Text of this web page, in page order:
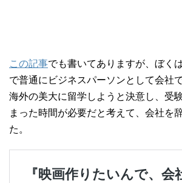
この記事でも書いてありますが、ぼく
で普通にビジネスパーソンとして会社
海外の美大に留学しようと決意し、受
まった時間が必要だと考えて、会社を
た。